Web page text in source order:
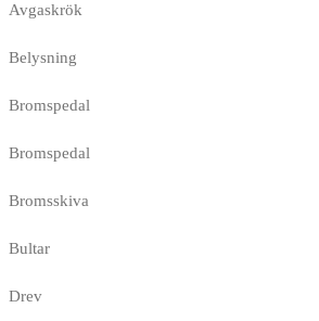
Avgaskrök
Belysning
Bromspedal
Bromspedal
Bromsskiva
Bultar
Drev